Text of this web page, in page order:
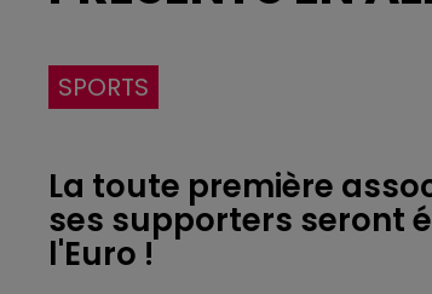
SPORTS
La toute première
ses supporters seront
l'Euro !